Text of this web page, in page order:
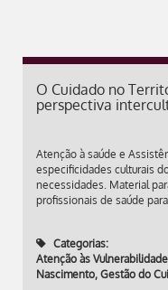
O Cuidado no
perspectiva
Atenção à saúde e
especificidades culturais
necessidades. Material
profissionais de saúde
Categorias:
Atenção às
Nascimento, Gestão do